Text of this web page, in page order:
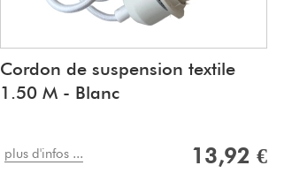
Cordon de suspension textile
1.50 M - Blanc
plus d'infos ... 13,92 €